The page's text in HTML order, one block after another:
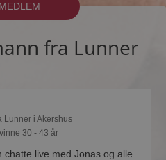
fra Lunner
Lunner i Akershus
30 - 43 år
chatte live med Jonas og alle